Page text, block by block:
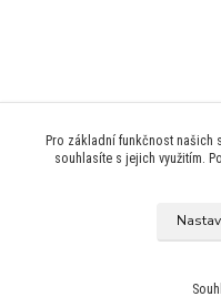
Pro základní funkčnost našich
souhlasíte s jejich využitím.